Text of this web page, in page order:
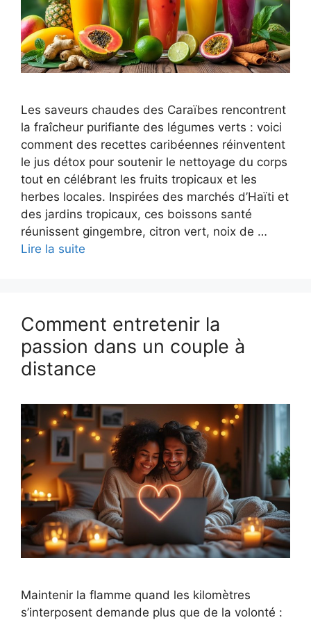
Les saveurs chaudes des Caraïbes rencontrent
la fraîcheur purifiante des légumes verts : voici
comment des recettes caribéennes réinventent
le jus détox pour soutenir le nettoyage du corps
tout en célébrant les fruits tropicaux et les
herbes locales. Inspirées des marchés d’Haïti et
des jardins tropicaux, ces boissons santé
réunissent gingembre, citron vert, noix de …
Lire la suite
Comment entretenir la
passion dans un couple à
distance
Maintenir la flamme quand les kilomètres
s’interposent demande plus que de la volonté :